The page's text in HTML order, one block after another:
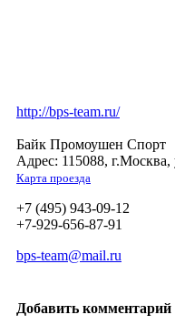
http://bps-team.ru/
Байк Промоушен Спорт
Адрес: 115088, г.Москва,
Карта проезда
+7 (495) 943-09-12
+7-929-656-87-91
bps-team@mail.ru
Добавить комментарий